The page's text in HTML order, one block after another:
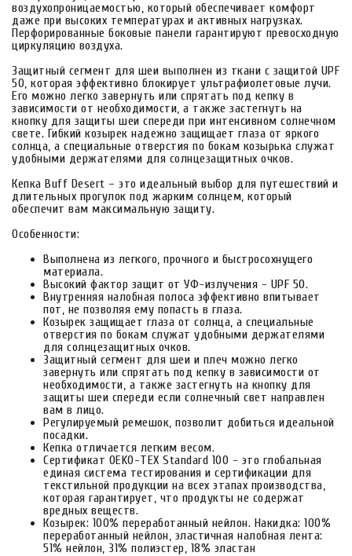
воздухопроницаемостью, который обеспечивает комфорт
даже при высоких температурах и активных нагрузках.
Перфорированные боковые панели гарантируют превосходную
циркуляцию воздуха.
Защитный сегмент для шеи выполнен из ткани с защитой UPF
50, которая эффективно блокирует ультрафиолетовые лучи.
Его можно легко завернуть или спрятать под кепку в
зависимости от необходимости, а также застегнуть на
кнопку для защиты шеи спереди при интенсивном солнечном
свете. Гибкий козырек надежно защищает глаза от яркого
солнца, а специальные отверстия по бокам козырька служат
удобными держателями для солнцезащитных очков.
Кепка Buff Desert – это идеальный выбор для путешествий и
длительных прогулок под жарким солнцем, который
обеспечит вам максимальную защиту.
Особенности:
Выполнена из легкого, прочного и быстросохнущего
материала.
Высокий фактор защит от УФ-излучения - UPF 50.
Внутренняя налобная полоса эффективно впитывает
пот, не позволяя ему попасть в глаза.
Козырек защищает глаза от солнца, а специальные
отверстия по бокам служат удобными держателями
для солнцезащитных очков.
Защитный сегмент для шеи и плеч можно легко
завернуть или спрятать под кепку в зависимости от
необходимости, а также застегнуть на кнопку для
защиты шеи спереди если солнечный свет направлен
вам в лицо.
Регулируемый ремешок, позволит добиться идеальной
посадки.
Кепка отличается легким весом.
Сертификат OEKO-TEX Standard 100 - это глобальная
единая система тестирования и сертификации для
текстильной продукции на всех этапах производства,
которая гарантирует, что продукты не содержат
вредных веществ.
Козырек: 100% переработанный нейлон. Накидка: 100%
переработанный нейлон, эластичная налобная лента:
51% нейлон, 31% полиэстер, 18% эластан